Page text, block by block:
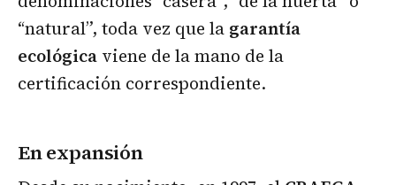
“natural”, toda vez que la garantía
ecológica viene de la mano de la
certificación correspondiente.
En expansión